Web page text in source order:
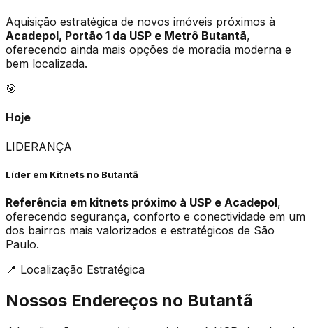
Aquisição estratégica de novos imóveis próximos à
Acadepol, Portão 1 da USP e Metrô Butantã,
oferecendo ainda mais opções de moradia moderna e
bem localizada.
🎯
Hoje
LIDERANÇA
Líder em Kitnets no Butantã
Referência em kitnets próximo à USP e Acadepol,
oferecendo segurança, conforto e conectividade em um
dos bairros mais valorizados e estratégicos de São
Paulo.
📍 Localização Estratégica
Nossos Endereços no Butantã